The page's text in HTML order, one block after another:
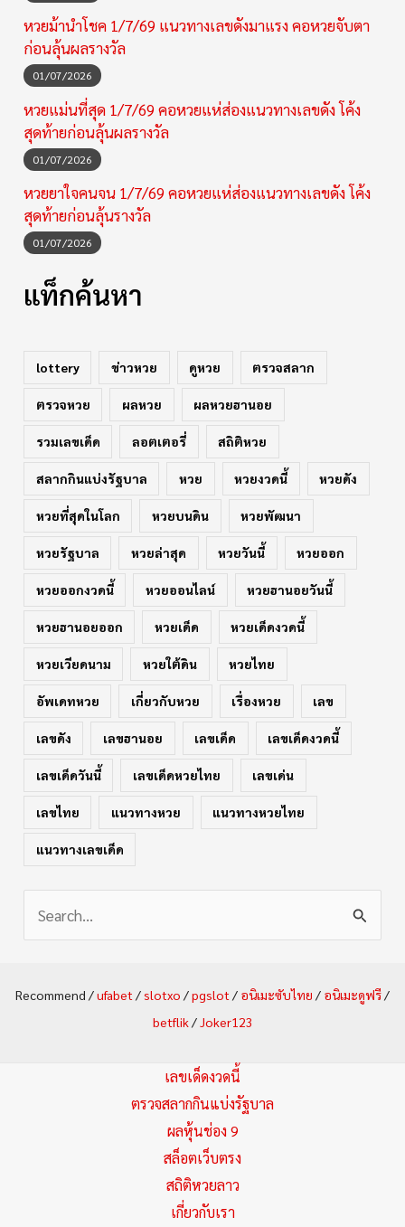
หวยม้านำโชค 1/7/69 แนวทางเลขดังมาแรง คอหวยจับตา
ก่อนลุ้นผลรางวัล
01/07/2026
หวยแม่นที่สุด 1/7/69 คอหวยแห่ส่องแนวทางเลขดัง โค้ง
สุดท้ายก่อนลุ้นผลรางวัล
01/07/2026
หวยยาใจคนจน 1/7/69 คอหวยแห่ส่องแนวทางเลขดัง โค้ง
สุดท้ายก่อนลุ้นรางวัล
01/07/2026
แท็กค้นหา
lottery ข่าวหวย ดูหวย ตรวจสลาก
ตรวจหวย ผลหวย ผลหวยฮานอย
รวมเลขเด็ด ลอตเตอรี่ สถิติหวย
สลากกินแบ่งรัฐบาล หวย หวยงวดนี้ หวยดัง
หวยที่สุดในโลก หวยบนดิน หวยพัฒนา
หวยรัฐบาล หวยล่าสุด หวยวันนี้ หวยออก
หวยออกงวดนี้ หวยออนไลน์ หวยฮานอยวันนี้
หวยฮานอยออก หวยเด็ด หวยเด็ดงวดนี้
หวยเวียดนาม หวยใต้ดิน หวยไทย
อัพเดทหวย เกี่ยวกับหวย เรื่องหวย เลข
เลขดัง เลขฮานอย เลขเด็ด เลขเด็ดงวดนี้
เลขเด็ดวันนี้ เลขเด็ดหวยไทย เลขเด่น
เลขไทย แนวทางหวย แนวทางหวยไทย
แนวทางเลขเด็ด
Recommend /ufabet /slotxo /pgslot / อนิเมะซับไทย / อนิเมะดูฟรี/
betflik/Joker123
เลขเด็ดงวดนี้
ตรวจสลากกินแบ่งรัฐบาล
ผลหุ้นช่อง 9
สล็อตเว็บตรง
สถิติหวยลาว
เกี่ยวกับเรา